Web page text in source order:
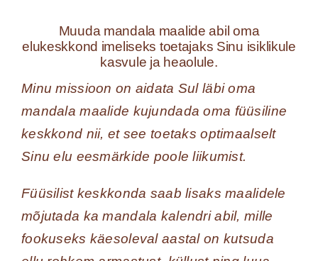
Muuda mandala maalide abil oma
elukeskkond imeliseks toetajaks Sinu isiklikule
kasvule ja heaolule.
Minu missioon on aidata Sul läbi oma
mandala maalide kujundada oma füüsiline
keskkond nii, et see toetaks optimaalselt
Sinu elu eesmärkide poole liikumist.
Füüsilist keskkonda saab lisaks maalidele
mõjutada ka mandala kalendri abil, mille
fookuseks käesoleval aastal on kutsuda